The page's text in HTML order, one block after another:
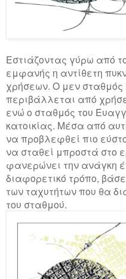
Εστιάζοντας γύρω από
εμφανής η αντίθετη
χρήσεων. Ο μεν σταθμός
περιβάλλεται από
ενώ ο σταθμός του
κατοικίας. Μέσα από
να προβλεφθεί πιο
να σταθεί μπροστά στο
φανερώνει την ανάγκη
διαφορετικό τρόπο,
των ταχυτήτων που θα
του σταθμού.